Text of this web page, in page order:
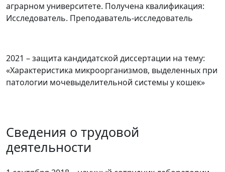
аграрном университете. Получена квалификация:
Исследователь. Преподаватель-исследователь
2021 – защита кандидатской диссертации на тему:
«Характеристика микроорганизмов, выделенных при
патологии мочевыделительной системы у кошек»
Сведения о трудовой
деятельности